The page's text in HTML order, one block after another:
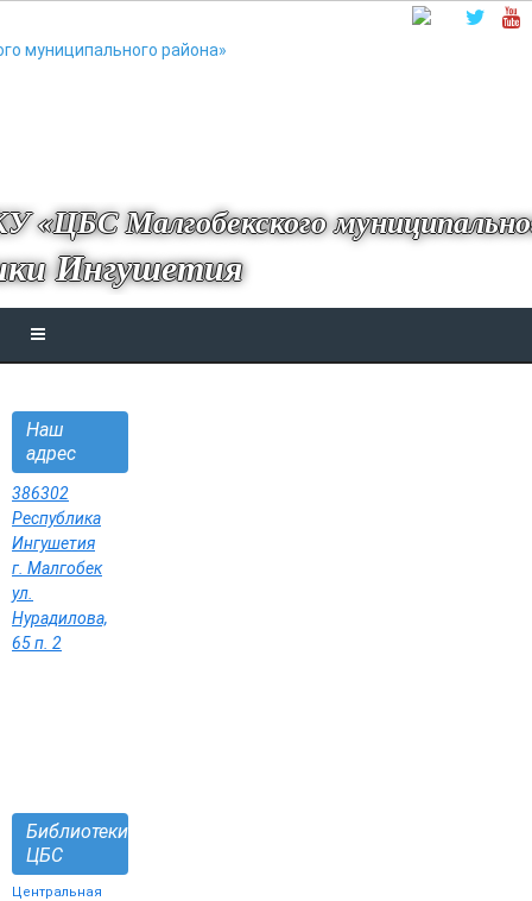
«ЦБС Малгобекского
Ингушетия
Наш
адрес
386302
Республика
Ингушетия
г. Малгобек
ул.
Нурадилова,
65 п. 2
Библиотеки
ЦБС
Центральная